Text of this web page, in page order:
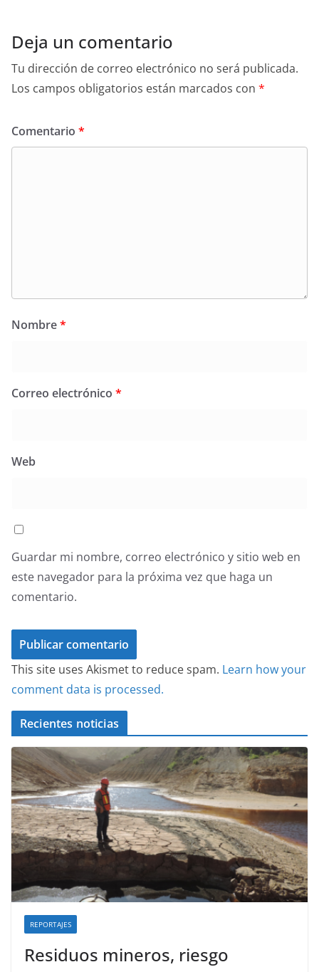
Deja un comentario
Tu dirección de correo electrónico no será publicada.
Los campos obligatorios están marcados con *
Comentario *
Nombre*
Correo electrónico *
Web
Guardar mi nombre, correo electrónico y sitio web en
este navegador para la próxima vez que haga un
comentario.
This site uses Akismet to reduce spam. Learn how your
comment data is processed.
Recientes noticias
REPORTAJES
Residuos mineros, riesgo